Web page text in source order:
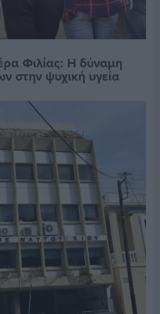
Φιλίας: Η δύναμη
στην ψυχική υγεία